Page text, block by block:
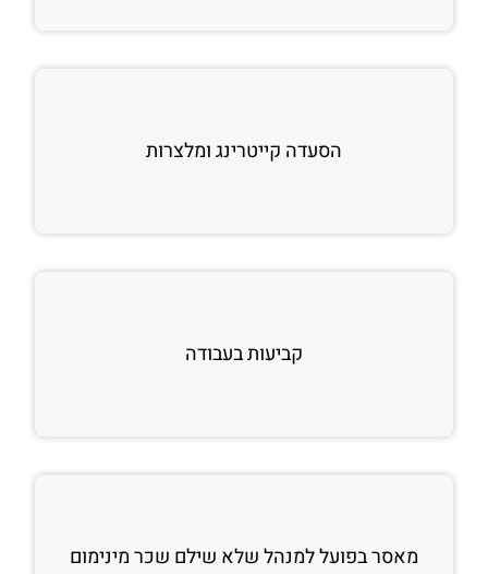
הסעדה קייטרינג ומלצרות
קביעות בעבודה
מאסר בפועל למנהל שלא שילם שכר מינימום